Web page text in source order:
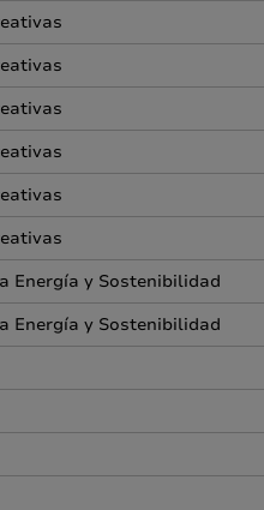
Energía y Sostenibilidad
Energía y Sostenibilidad